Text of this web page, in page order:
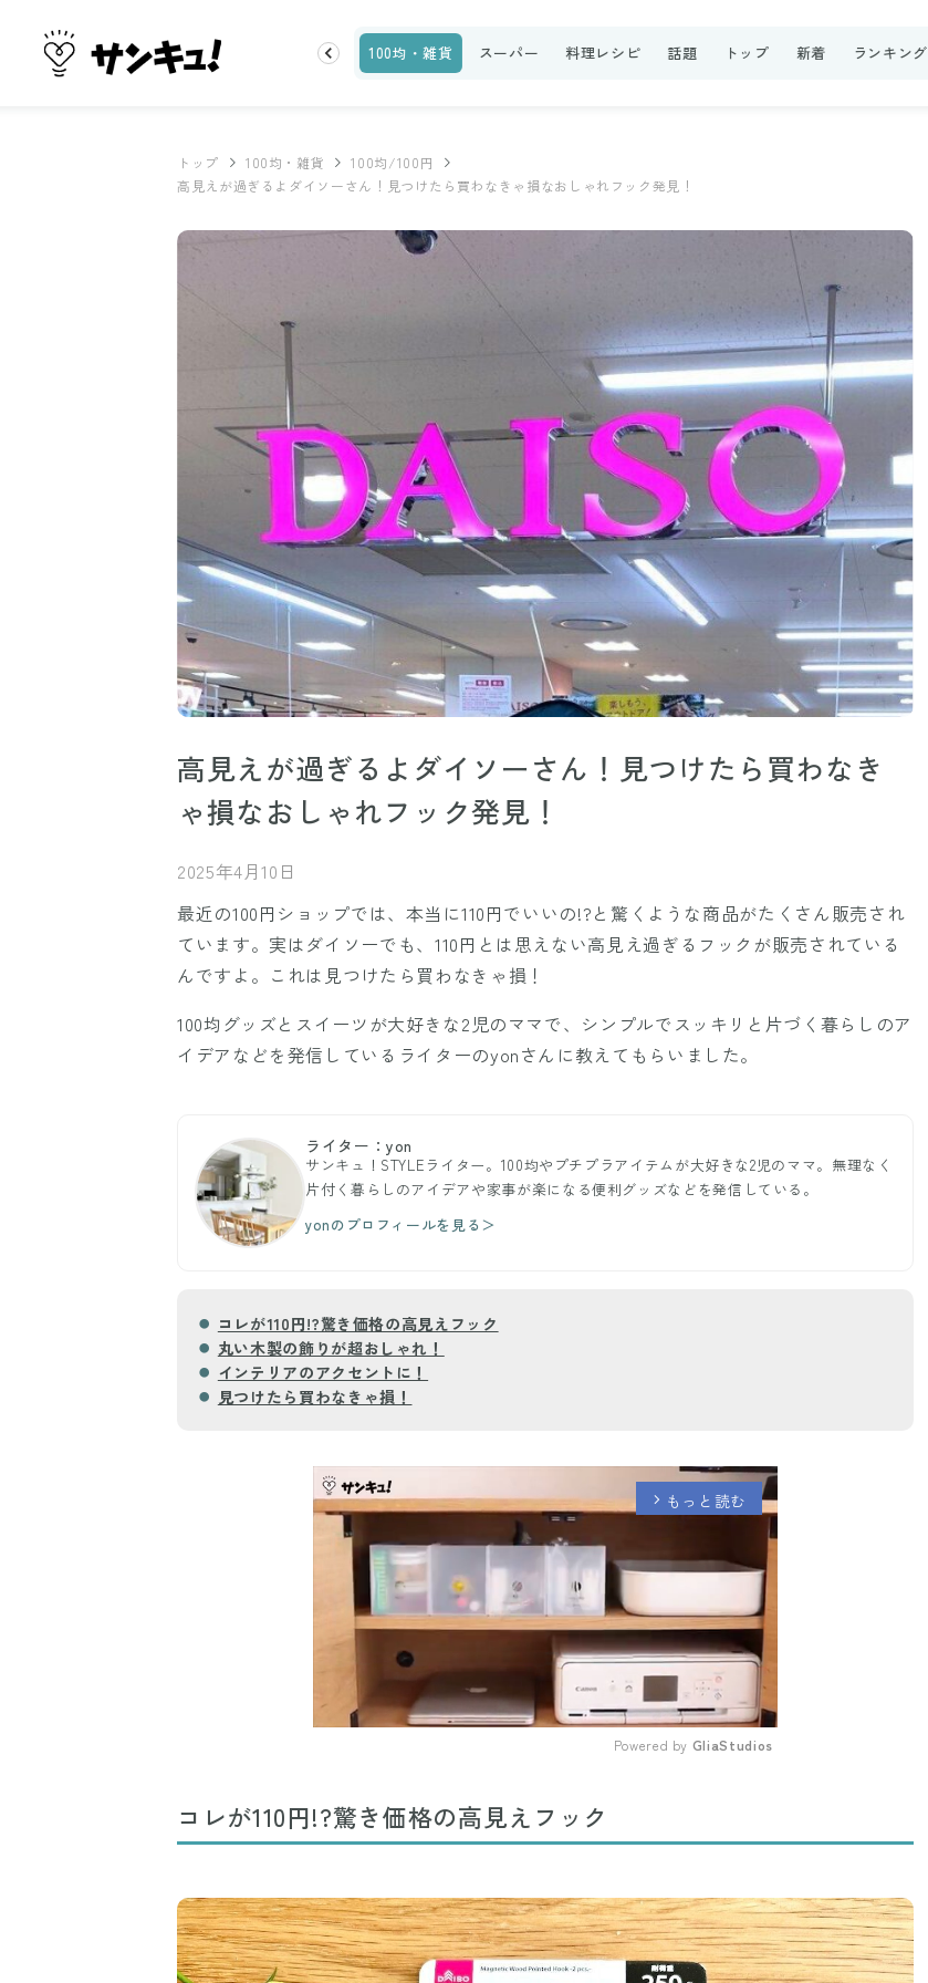
家事テク 収納・片付け ビューティ 100均・雑貨 スーパー 料理レシピ 話題 トップ 新着 ランキング
トップ 100均・雑貨
100均/100円
高見えが過ぎるよダイソーさん！見つけたら買わなきゃ損なおしゃれフック発見！
高見えが過ぎるよダイソーさん！見つけたら買わなき
ゃ損なおしゃれフック発見！
2025年4月10日
最近の100円ショップでは、本当に110円でいいの!?と驚くような商品がたくさん販売され
ています。実はダイソーでも、110円とは思えない高見え過ぎるフックが販売されている
んですよ。これは見つけたら買わなきゃ損！
100均グッズとスイーツが大好きな2児のママで、シンプルでスッキリと片づく暮らしのア
イデアなどを発信しているライターのyonさんに教えてもらいました。
ライター：yon
サンキュ！STYLEライター。100均やプチプラアイテムが大好きな2児のママ。無理なく
片付く暮らしのアイデアや家事が楽になる便利グッズなどを発信している。
yonのプロフィールを見る＞
コレが110円!?驚き価格の高見えフック
丸い木製の飾りが超おしゃれ！
インテリアのアクセントに！
見つけたら買わなきゃ損！
arrow_forward_ios もっと読む
Powered by GliaStudios
コレが110円!?驚き価格の高見えフック